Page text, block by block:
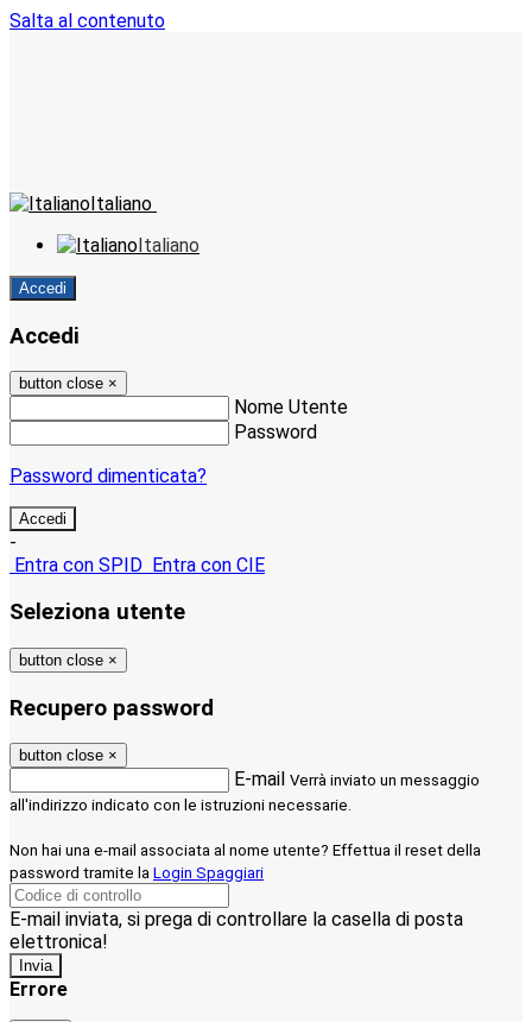
Salta al contenuto
Italiano
Italiano
Accedi
Accedi
button close ×
Nome Utente
Password
Password dimenticata?
-
Entra con SPID Entra con CIE
Seleziona utente
button close ×
Recupero password
button close ×
E-mail Verrà inviato un messaggio
all'indirizzo indicato con le istruzioni necessarie.
Non hai una e-mail associata al nome utente? Effettua il reset della
password tramite la Login Spaggiari
E-mail inviata, si prega di controllare la casella di posta
elettronica!
Errore